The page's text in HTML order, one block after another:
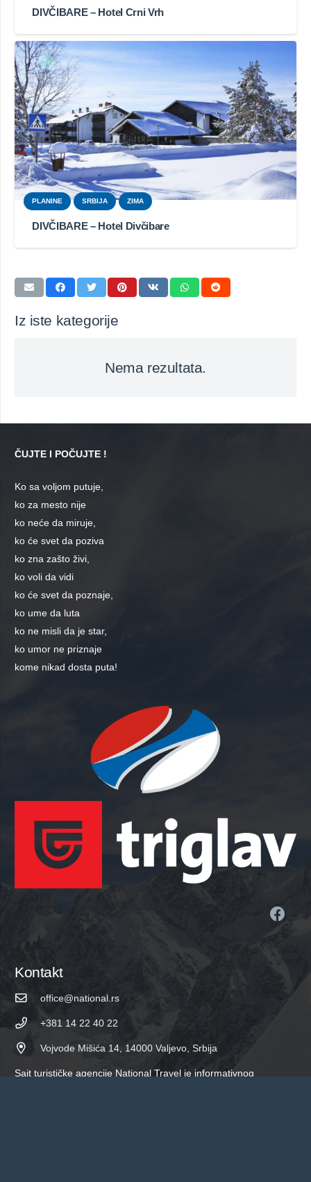
DIVČIBARE – Hotel Crni Vrh
PLANINE SRBIJA ZIMA
DIVČIBARE – Hotel Divčibare
Iz iste kategorije
Nema rezultata.
ČUJTE I POČUJTE !
Ko sa voljom putuje,
ko za mesto nije
ko neće da miruje,
ko će svet da poziva
ko zna zašto živi,
ko voli da vidi
ko će svet da poznaje,
ko ume da luta
ko ne misli da je star,
ko umor ne priznaje
kome nikad dosta puta!
Kontakt
office@national.rs
+381 14 22 40 22
Vojvode Mišića 14, 14000 Valjevo, Srbija
Sajt turističke agencije National Travel je informativnog